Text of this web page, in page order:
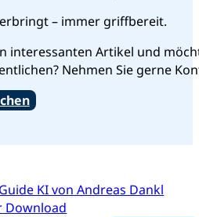
– immer griffbereit.
interessanten Artikel und
Nehmen Sie gerne